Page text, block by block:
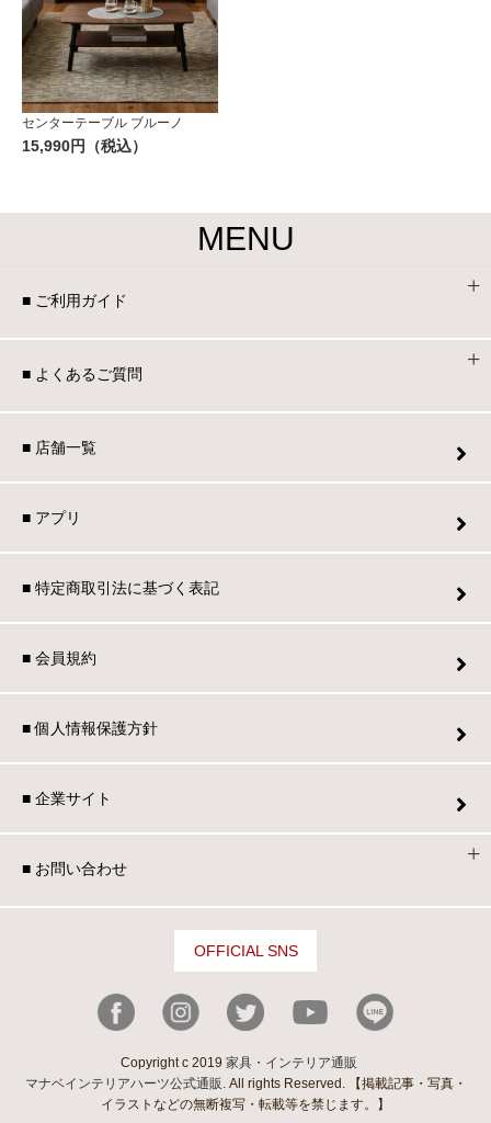
センターテーブル ブルーノ
15,990円（税込）
MENU
■ ご利用ガイド
■ よくあるご質問
■ 店舗一覧
■ アプリ
■ 特定商取引法に基づく表記
■ 会員規約
■ 個人情報保護方針
■ 企業サイト
■ お問い合わせ
OFFICIAL SNS
Copyright c 2019 家具・インテリア通販
マナベインテリアハーツ公式通販. All rights Reserved. 【掲載記事・写真・
イラストなどの無断複写・転載等を禁じます。】